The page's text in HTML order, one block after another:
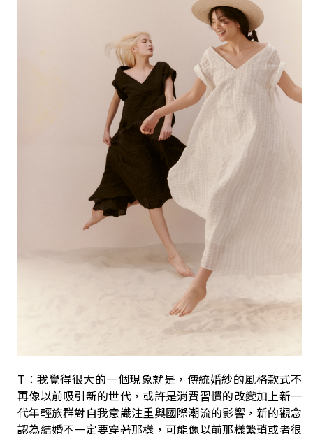
T：我覺得很大的一個現象就是，傳統婚紗的風格款式不
再像以前吸引新的世代，或許是消費習慣的改變加上新一
代年輕族群對自我意識注重與國際潮流的影響，新的觀念
認為結婚不一定要穿著那樣，可能像以前那樣繁瑣或者很